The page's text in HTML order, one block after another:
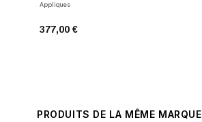
Appliques
377,00 €
PRODUITS DE LA MÊME MARQUE